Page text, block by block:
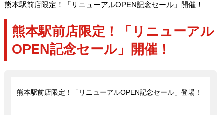
熊本駅前店限定！「リニューアルOPEN記念セール」開催！
熊本駅前店限定！「リニューアル
OPEN記念セール」開催！
熊本駅前店限定！「リニューアルOPEN記念セール」登場！